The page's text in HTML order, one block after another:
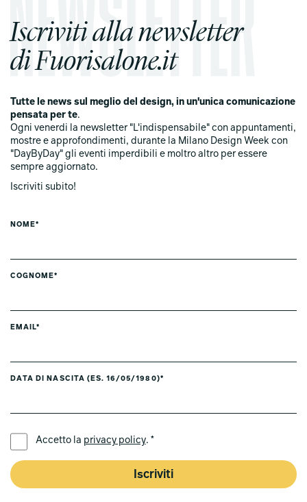
Iscriviti alla newsletter
di Fuorisalone.it
Tutte le news sul meglio del design, in un'unica comunicazione
pensata per te.
Ogni venerdi la newsletter "L'indispensabile" con appuntamenti,
mostre e approfondimenti, durante la Milano Design Week con
"DayByDay" gli eventi imperdibili e moltro altro per essere
sempre aggiornato.
Iscriviti subito!
NOME*
COGNOME*
EMAIL*
DATA DI NASCITA (ES. 16/05/1980)*
Accetto la privacy policy. *
Iscriviti